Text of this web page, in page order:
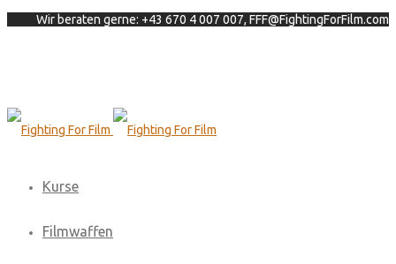
Wir beraten gerne: +43 670 4 007 007, FFF@FightingForFilm.com
Kurse
Filmwaffen